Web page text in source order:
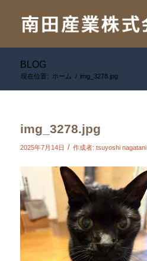
BLOG
現在位置: ホーム / img_3278.jpg
img_3278.jpg
2025年7月14日 / 作成者: tsuyoshi nagatani